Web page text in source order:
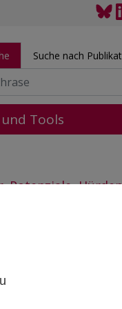
Suche nach
Tools
Potenziale,
39, 1080 Vienna,
Die weltweite
befindet sich
Ergebnisse
des